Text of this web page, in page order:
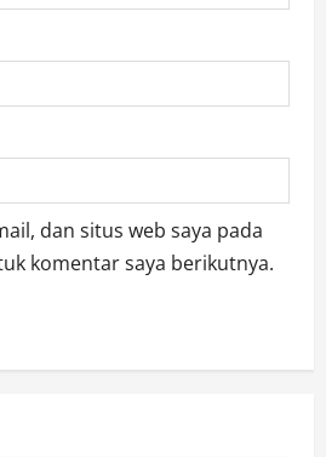
dan situs web saya pada
komentar saya berikutnya.